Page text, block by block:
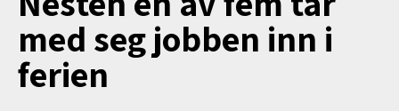
med seg jobben inn i
ferien